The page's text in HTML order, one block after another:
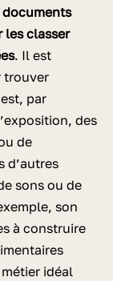
classer
. Il est
trouver
par
des
de
d’autres
sons ou de
son
à construire
idéal